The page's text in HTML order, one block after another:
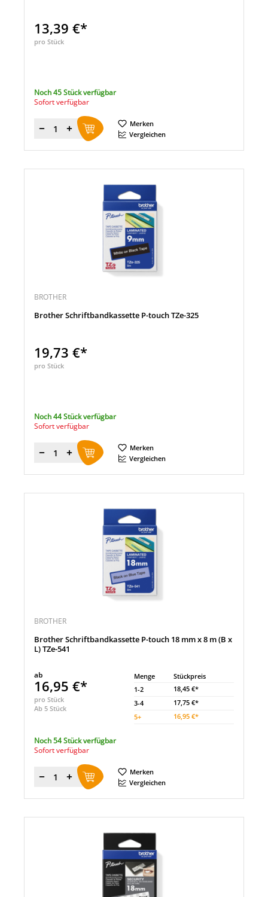
13,39 €*
pro Stück
Noch 45 Stück verfügbar
Sofort verfügbar
Menge
Merken
Vergleichen
BROTHER
Brother Schriftbandkassette P-touch TZe-325
19,73 €*
pro Stück
Noch 44 Stück verfügbar
Sofort verfügbar
Menge
Merken
Vergleichen
BROTHER
Brother Schriftbandkassette P-touch 18 mm x 8 m (B x
L) TZe-541
ab
16,95 €*
pro Stück
Ab 5 Stück
Menge
Stückpreis
1-2
18,45 €*
3-4
17,75 €*
5+ 16,95 €*
Noch 54 Stück verfügbar
Sofort verfügbar
Menge
Merken
Vergleichen